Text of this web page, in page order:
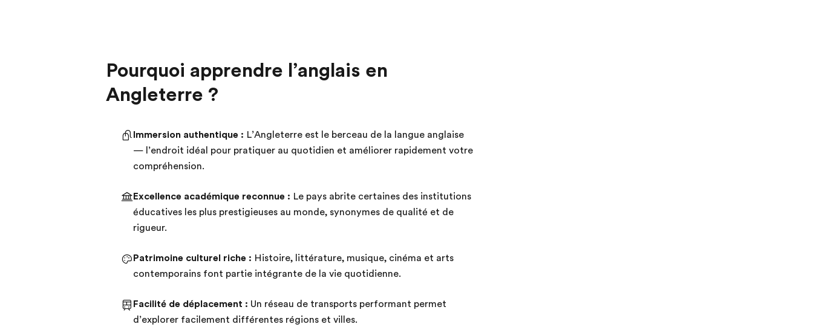
Pourquoi apprendre l’anglais en
Angleterre ?
Immersion authentique : L’Angleterre est le berceau de la langue anglaise
— l’endroit idéal pour pratiquer au quotidien et améliorer rapidement votre
compréhension.
Excellence académique reconnue : Le pays abrite certaines des institutions
éducatives les plus prestigieuses au monde, synonymes de qualité et de
rigueur.
Patrimoine culturel riche : Histoire, littérature, musique, cinéma et arts
contemporains font partie intégrante de la vie quotidienne.
Facilité de déplacement : Un réseau de transports performant permet
d’explorer facilement différentes régions et villes.